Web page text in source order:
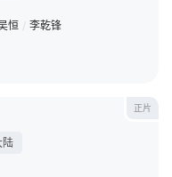
恒 / 李乾锋
正片
陆